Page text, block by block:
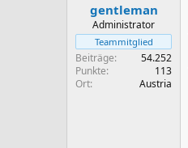
gentleman
Administrator
Teammitglied
Beiträge
54.252
Punkte
113
Ort
Austria